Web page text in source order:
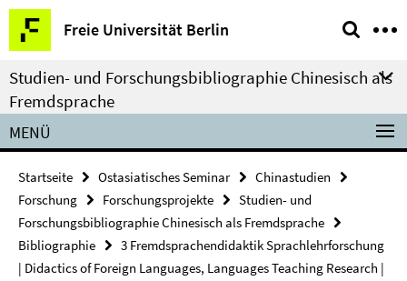
Springe
direkt
zu
Inhalt
Freie Universität Berlin
Service-
Navigation
Studien- und Forschungsbibliographie Chinesisch als
Fremdsprache
MENÜ
Startseite Ostasiatisches Seminar
Chinastudien
Forschung
Forschungsprojekte
Studien- und
Forschungsbibliographie Chinesisch als Fremdsprache
Bibliographie
3 Fremdsprachendidaktik Sprachlehrforschung
| Didactics of Foreign Languages, Languages Teaching Research |